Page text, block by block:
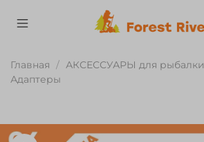
Главная АКСЕССУАРЫ для рыбалки
Адаптеры